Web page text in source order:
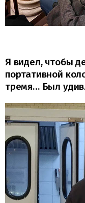
Я видел, чтобы
портативной
тремя… Был